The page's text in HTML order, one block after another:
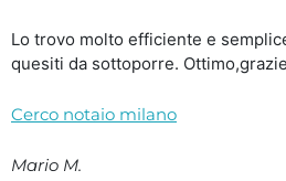
Lo trovo molto efficiente e
quesiti da sottoporre.
Cerco notaio milano
Mario M.